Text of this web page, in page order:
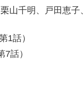
山千明、戸田恵
1話）
7話）